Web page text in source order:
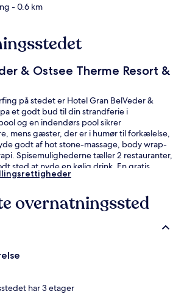
- 0.6 km
& Ostsee Therme Resort &
på stedet er Hotel Gran BelVeder &
et godt bud til din strandferie i
og en indendørs pool sikrer
mens gæster, der er i humør til forkælelse,
godt af hot stone-massage, body wrap-
Spisemulighederne tæller 2 restauranter,
sted at nyde en kølig drink. En gratis
og et motionscenter er andre
overnatningssted
har 3 etager